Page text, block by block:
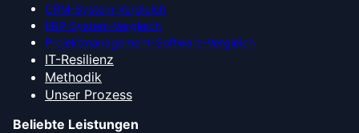
CRM-System-Vergleich
ERP-System-Vergleich
Projektmanagement-Software-Vergleich
IT-Resilienz
Methodik
Unser Prozess
Beliebte Leistungen